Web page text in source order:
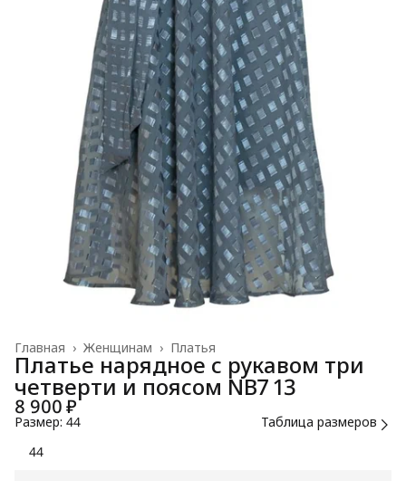
Платья
Женщинам ›
Главная ›
Платье нарядное с рукавом три
четверти и поясом NB7 13
8 900 ₽
Размер: 44
Таблица размеров
44